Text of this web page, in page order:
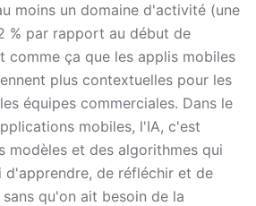
moins un domaine d'activité (une
% par rapport au début de
comme ça que les applis mobiles
plus contextuelles pour les
équipes commerciales. Dans le
mobiles, l'IA, c'est
modèles et des algorithmes qui
de réfléchir et de
qu'on ait besoin de la